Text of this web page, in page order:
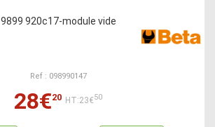
9899 920c17-module vide
Ref : 098990147
28€20 HT:23€50